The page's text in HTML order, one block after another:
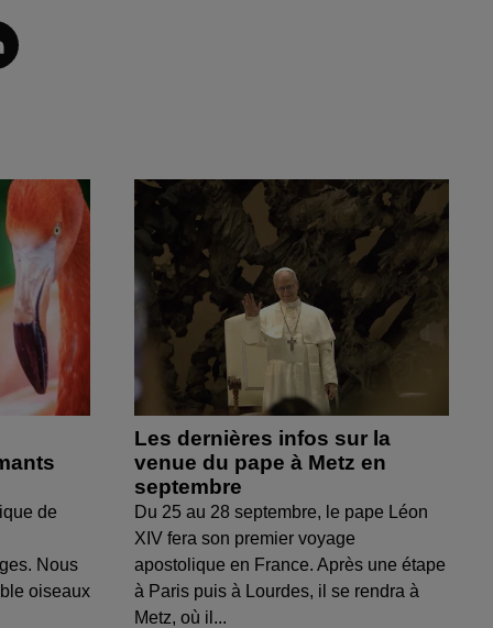
de
Nous
oiseaux
Les dernières infos sur la
venue du pape à Metz en
septembre
Du 25 au 28 septembre, le pape Léon
XIV fera son premier voyage
apostolique en France. Après une étape
à Paris puis à Lourdes, il se rendra à
Metz, où il...